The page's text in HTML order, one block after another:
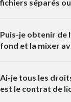
fichiers séparés
Puis-je obtenir de
fond et la mixer
Ai-je tous les
est le contrat de